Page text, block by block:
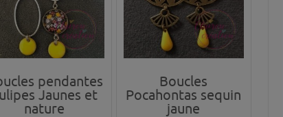
pendantes
Jaunes et
nature
Boucles
Pocahontas sequin
jaune